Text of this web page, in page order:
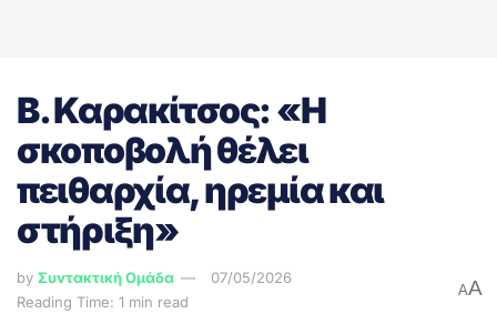
Β. Καρακίτσος: «Η
σκοποβολή θέλει
πειθαρχία, ηρεμία και
στήριξη»
by Συντακτική Ομάδα
07/05/2026
Reading Time: 1 min read
AA